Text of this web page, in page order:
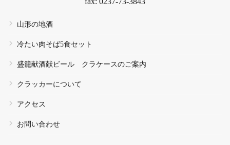
山形の地酒
冷たい肉そば5食セット
盛籠献酒献ビール クラケースのご案内
クラッカーについて
アクセス
お問い合わせ